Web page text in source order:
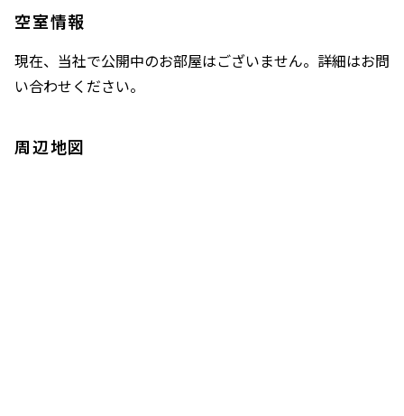
空室情報
現在、当社で公開中のお部屋はございません。詳細はお問
い合わせください。
周辺地図